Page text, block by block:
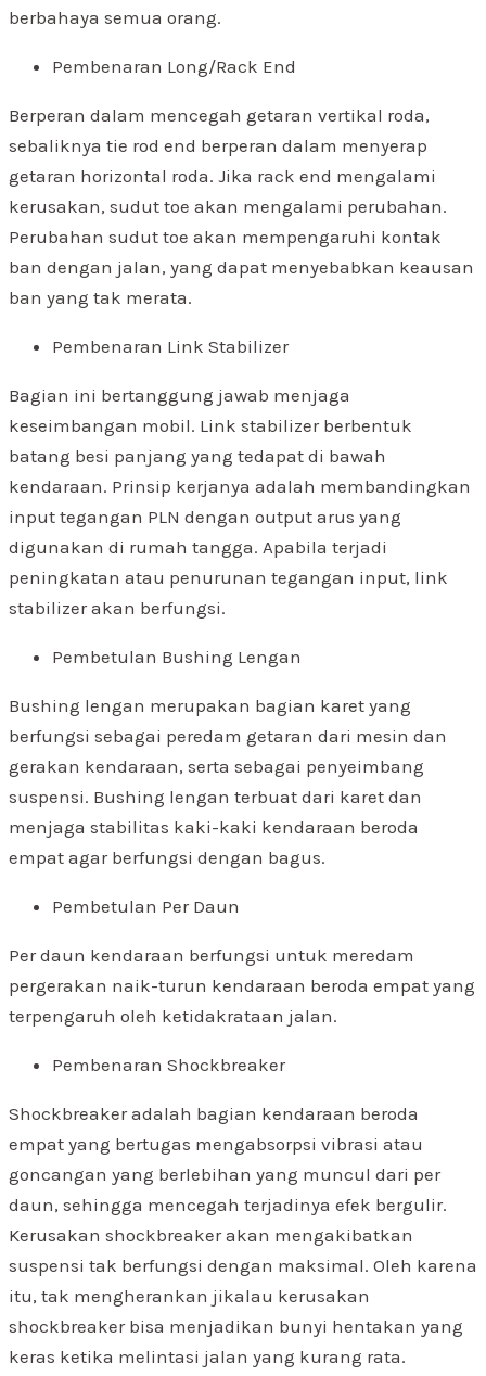
berbahaya semua orang.
Pembenaran Long/Rack End
Berperan dalam mencegah getaran vertikal roda,
sebaliknya tie rod end berperan dalam menyerap
getaran horizontal roda. Jika rack end mengalami
kerusakan, sudut toe akan mengalami perubahan.
Perubahan sudut toe akan mempengaruhi kontak
ban dengan jalan, yang dapat menyebabkan keausan
ban yang tak merata.
Pembenaran Link Stabilizer
Bagian ini bertanggung jawab menjaga
keseimbangan mobil. Link stabilizer berbentuk
batang besi panjang yang tedapat di bawah
kendaraan. Prinsip kerjanya adalah membandingkan
input tegangan PLN dengan output arus yang
digunakan di rumah tangga. Apabila terjadi
peningkatan atau penurunan tegangan input, link
stabilizer akan berfungsi.
Pembetulan Bushing Lengan
Bushing lengan merupakan bagian karet yang
berfungsi sebagai peredam getaran dari mesin dan
gerakan kendaraan, serta sebagai penyeimbang
suspensi. Bushing lengan terbuat dari karet dan
menjaga stabilitas kaki-kaki kendaraan beroda
empat agar berfungsi dengan bagus.
Pembetulan Per Daun
Per daun kendaraan berfungsi untuk meredam
pergerakan naik-turun kendaraan beroda empat yang
terpengaruh oleh ketidakrataan jalan.
Pembenaran Shockbreaker
Shockbreaker adalah bagian kendaraan beroda
empat yang bertugas mengabsorpsi vibrasi atau
goncangan yang berlebihan yang muncul dari per
daun, sehingga mencegah terjadinya efek bergulir.
Kerusakan shockbreaker akan mengakibatkan
suspensi tak berfungsi dengan maksimal. Oleh karena
itu, tak mengherankan jikalau kerusakan
shockbreaker bisa menjadikan bunyi hentakan yang
keras ketika melintasi jalan yang kurang rata.